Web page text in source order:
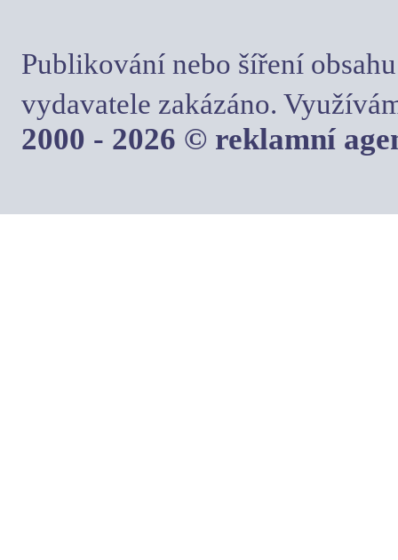
Publikování nebo šíření
vydavatele zakázáno.
2000 - 2026 © reklamní